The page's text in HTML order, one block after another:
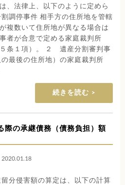
、法律上、以下のように定めら
調停事件 相手方の住所地を管轄
複数いて住所地が異なる場合は
者が合意で定める家庭裁判所
５条１項）。 ２ 遺産分割審判事
最後の住所地）の家庭裁判所
続きを読む
際の承継債務（債務負担）額
2020.01.18
分侵害額の算定は、以下の計算